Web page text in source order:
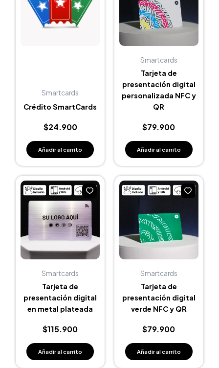
Smartcards
Crédito SmartCards
$24.900
Añadir al carrito
Smartcards
Tarjeta de
presentación digital
personalizada NFC y
QR
$79.900
Añadir al carrito
Smartcards
Tarjeta de
presentación digital
en metal plateada
$115.900
Añadir al carrito
Smartcards
Tarjeta de
presentación digital
verde NFC y QR
$79.900
Añadir al carrito